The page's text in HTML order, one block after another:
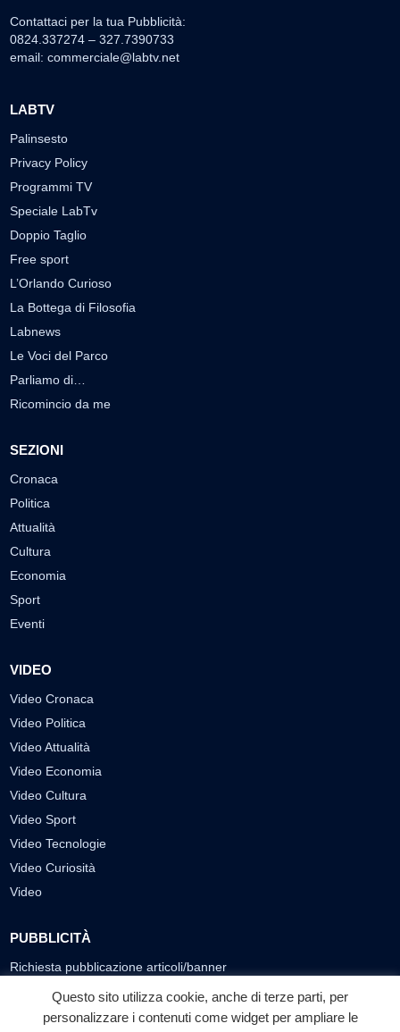
Contattaci per la tua Pubblicità:
0824.337274 – 327.7390733
email: commerciale@labtv.net
LABTV
Palinsesto
Privacy Policy
Programmi TV
Speciale LabTv
Doppio Taglio
Free sport
L’Orlando Curioso
La Bottega di Filosofia
Labnews
Le Voci del Parco
Parliamo di…
Ricomincio da me
SEZIONI
Cronaca
Politica
Attualità
Cultura
Economia
Sport
Eventi
VIDEO
Video Cronaca
Video Politica
Video Attualità
Video Economia
Video Cultura
Video Sport
Video Tecnologie
Video Curiosità
Video
PUBBLICITÀ
Richiesta pubblicazione articoli/banner
SEGUICI SUI SOCIAL
Questo sito utilizza cookie, anche di terze parti, per
personalizzare i contenuti come widget per ampliare le